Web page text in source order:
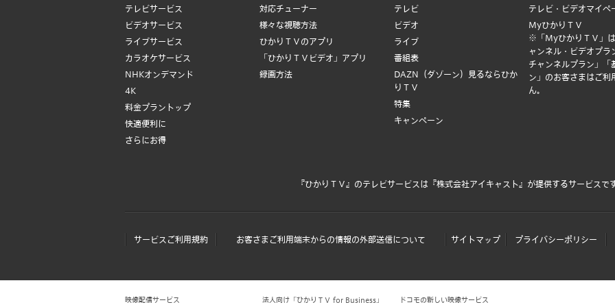
テレビサービス
ビデオサービス
ライブサービス
カラオケサービス
NHKオンデマンド
4K
料金プラントップ
快適便利に
さらにお得
対応チューナー
様々な視聴方法
ひかりＴＶのアプリ
「ひかりＴＶビデオ」アプリ
録画方法
テレビ
ビデオ
ライブ
番組表
DAZN（ダゾーン）見るならひか
りＴＶ
特集
キャンペーン
テレビ・ビデオマイペ
MyひかりＴＶ
※「MyひかりＴＶ」
ャンネル・ビデオプラ
チャンネルプラン」「
ン」のお客さまはご利
ん。
『ひかりＴＶ』のテレビサービスは 『株式会社アイキャスト』 が提供するサービスで
サービスご利用規約 お客さまご利用端末からの情報の外部送信について サイトマップ プライバシーポリシー
映像配信サービス 法人向け「ひかりＴＶ for Business」 ドコモの新しい映像サービス